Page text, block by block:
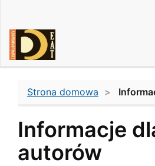
Main
Content
Sidebar
Strona domowa
Informacje
autorów